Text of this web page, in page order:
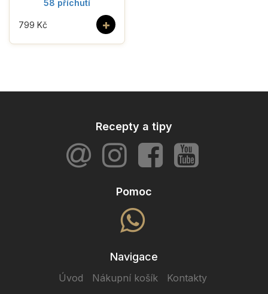
58 příchutí
+
799 Kč
Recepty a tipy
Pomoc
Navigace
Úvod Nákupní košík Kontakty